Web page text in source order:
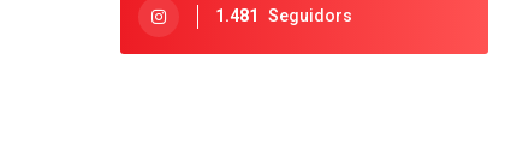
1.481 Seguidors